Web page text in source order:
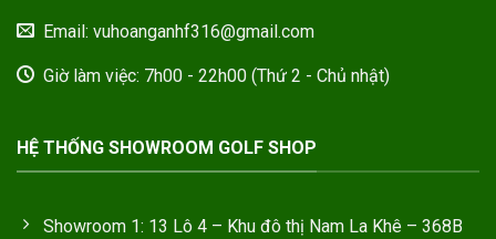
Email: vuhoanganhf316@gmail.com
Giờ làm việc: 7h00 - 22h00 (Thứ 2 - Chủ nhật)
HỆ THỐNG SHOWROOM GOLF SHOP
Showroom 1: 13 Lô 4 – Khu đô thị Nam La Khê – 368B